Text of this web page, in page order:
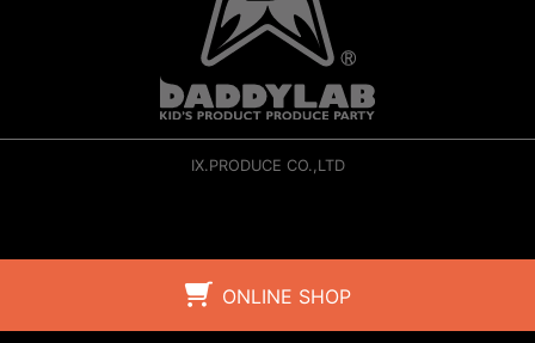
ONLINE SHOP
IX.PRODUCE CO.,LTD